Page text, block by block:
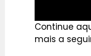
Continue
mais a